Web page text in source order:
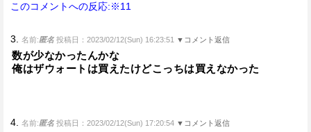
このコメントへの反応:※11
3. 名前:匿名 投稿日：2023/02/12(Sun) 16:23:51 ▼コメント返信
数が少なかったんかな
俺はザウォートは買えたけどこっちは買えなかった
4. 名前:匿名 投稿日：2023/02/12(Sun) 17:20:54 ▼コメント返信